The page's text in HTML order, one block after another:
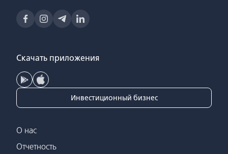
Скачать приложения
Инвестиционный бизнес
О нас
Отчетность